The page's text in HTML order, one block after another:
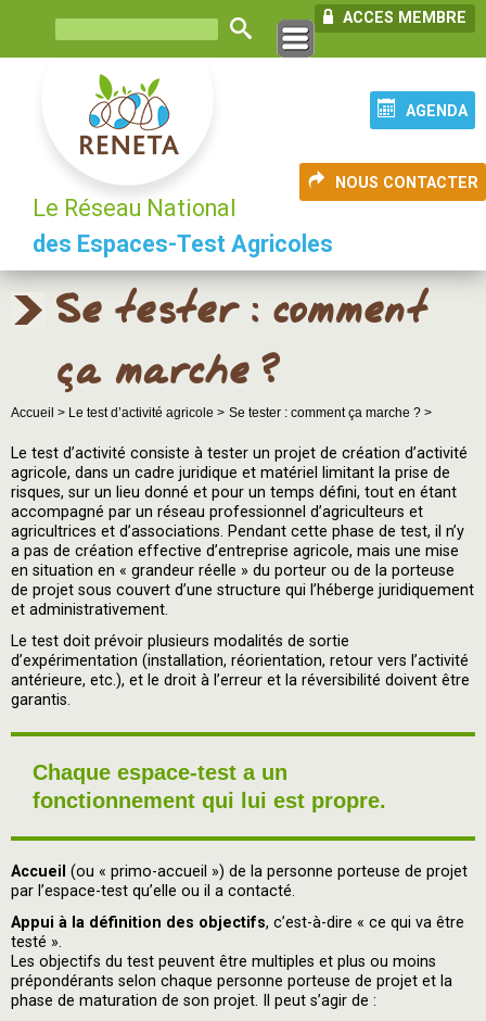
ACCES MEMBRE
AGENDA
NOUS CONTACTER
Le Réseau National
des Espaces-Test Agricoles
Se tester : comment
ça marche ?
Accueil > Le test d’activité agricole > Se tester : comment ça marche ? >
Le test d’activité consiste à tester un projet de création d’activité
agricole, dans un cadre juridique et matériel limitant la prise de
risques, sur un lieu donné et pour un temps défini, tout en étant
accompagné par un réseau professionnel d’agriculteurs et
agricultrices et d’associations. Pendant cette phase de test, il n’y
a pas de création effective d’entreprise agricole, mais une mise
en situation en « grandeur réelle » du porteur ou de la porteuse
de projet sous couvert d’une structure qui l’héberge juridiquement
et administrativement.
Le test doit prévoir plusieurs modalités de sortie
d’expérimentation (installation, réorientation, retour vers l’activité
antérieure, etc.), et le droit à l’erreur et la réversibilité doivent être
garantis.
Chaque espace-test a un
fonctionnement qui lui est propre.
Accueil (ou « primo-accueil ») de la personne porteuse de projet
par l’espace-test qu’elle ou il a contacté.
Appui à la définition des objectifs, c’est-à-dire « ce qui va être
testé ».
Les objectifs du test peuvent être multiples et plus ou moins
prépondérants selon chaque personne porteuse de projet et la
phase de maturation de son projet. Il peut s’agir de :